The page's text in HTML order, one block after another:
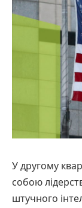
У другому
собою
штучного